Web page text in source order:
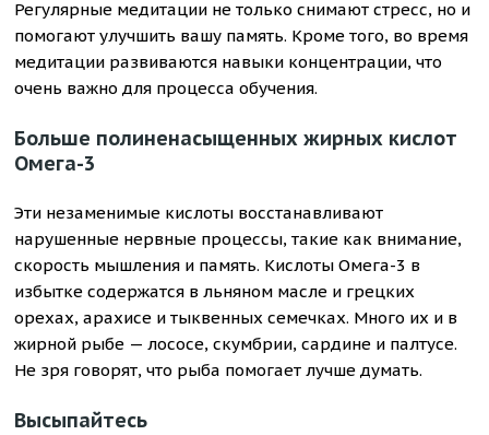
Регулярные медитации не только снимают стресс, но и
помогают улучшить вашу память. Кроме того, во время
медитации развиваются навыки концентрации, что
очень важно для процесса обучения.
Больше полиненасыщенных жирных кислот
Омега-3
Эти незаменимые кислоты восстанавливают
нарушенные нервные процессы, такие как внимание,
скорость мышления и память. Кислоты Омега-3 в
избытке содержатся в льняном масле и грецких
орехах, арахисе и тыквенных семечках. Много их и в
жирной рыбе — лососе, скумбрии, сардине и палтусе.
Не зря говорят, что рыба помогает лучше думать.
Высыпайтесь